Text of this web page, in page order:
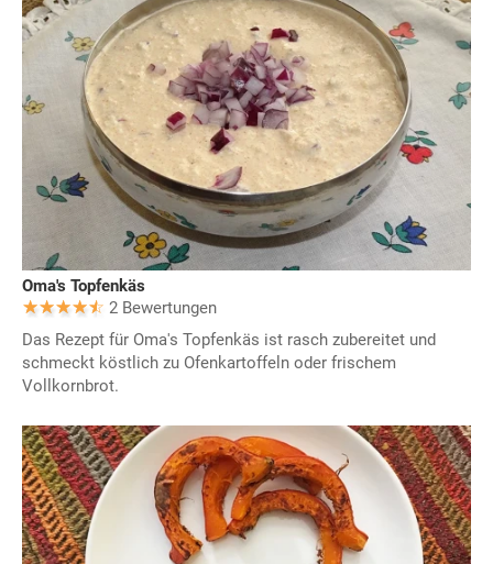
Oma's Topfenkäs
2 Bewertungen
Das Rezept für Oma's Topfenkäs ist rasch zubereitet und
schmeckt köstlich zu Ofenkartoffeln oder frischem
Vollkornbrot.